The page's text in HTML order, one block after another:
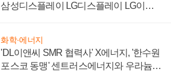
삼성디스플레이 LG디스플레이 LG이노
화학·에너지
'DL이앤씨 SMR 협력사' X에너지, '한수원
포스코 동맹' 센트러스에너지와 우라늄